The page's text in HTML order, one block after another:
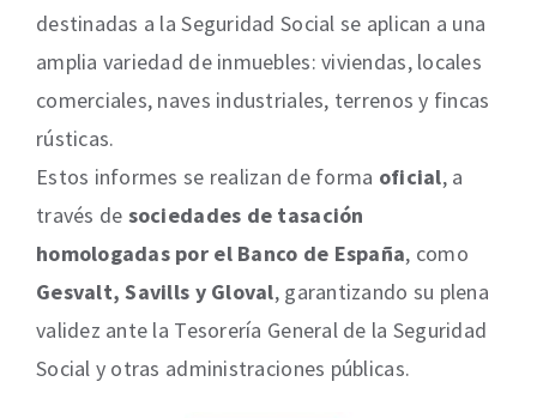
destinadas a la Seguridad Social se aplican a una
amplia variedad de inmuebles: viviendas, locales
comerciales, naves industriales, terrenos y fincas
rústicas.
Estos informes se realizan de forma oficial, a
través de sociedades de tasación
homologadas por el Banco de España, como
Gesvalt, Savills y Gloval, garantizando su plena
validez ante la Tesorería General de la Seguridad
Social y otras administraciones públicas.